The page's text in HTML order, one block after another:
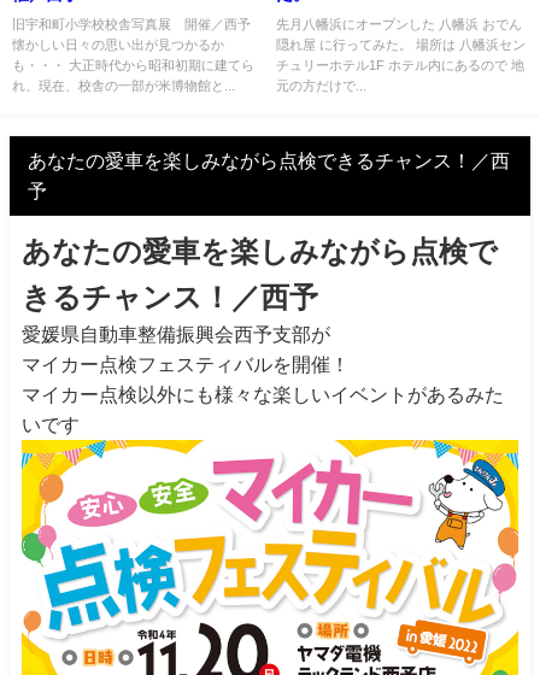
旧宇和町小学校校舎写真展 開催／西予
懐かしい日々の思い出が見つかるか
も・・・ 大正時代から昭和初期に建てら
れ、現在、校舎の一部が米博物館と...
先月八幡浜にオープンした 八幡浜 おでん
隠れ屋 に行ってみた。 場所は 八幡浜セン
チュリーホテル1F ホテル内にあるので 地
元の方だけで...
あなたの愛車を楽しみながら点検できるチャンス！／西
予
あなたの愛車を楽しみながら点検で
きるチャンス！／西予
愛媛県自動車整備振興会西予支部が
マイカー点検フェスティバルを開催！
マイカー点検以外にも様々な楽しいイベントがあるみた
いです